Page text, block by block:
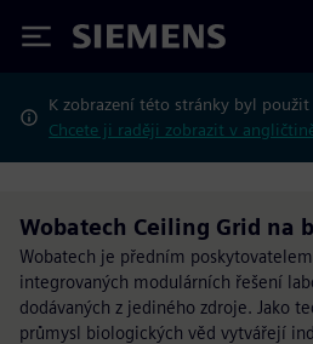
Siemens
K zobrazení této stránky byl
Chcete ji raději zobrazit v
Wobatech Ceiling Grid na
Wobatech je předním
integrovaných modulárních řešení
dodávaných z jediného zdroje. Jako
průmysl biologických věd vytvářejí